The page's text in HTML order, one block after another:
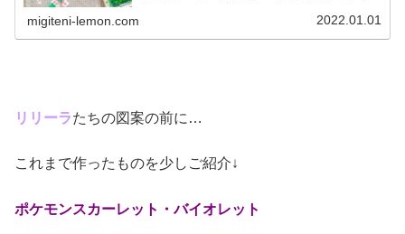
migiteni-lemon.com 2022.01.01
リリーラたちの図案の前に…
これまで作ったものを少しご紹介↓
ポケモンスカーレット・バイオレット